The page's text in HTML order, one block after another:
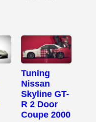
Tuning
Nissan
Skyline GT-
R 2 Door
Coupe 2000